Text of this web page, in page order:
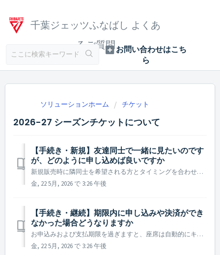
千葉ジェッツふなばし よくあ
るご質問
ソリューションホーム チケット
2026-27 シーズンチケットについて
【手続き・新規】友達同士で一緒に見たいのです
が、どのように申し込めば良いですか
新規販売時に隣同士を希望される方とタイミングを合わせて、希望座席をご確認の上ご購入ください。
金, 22 5月, 2026 で 3:26 午後
【手続き・継続】期限内に申し込みや決済ができ
なかった場合どうなりますか
お申込みおよび支払期限を過ぎますと、座席は自動的にキャンセルとなり、また継続権利が失効する場合がございます。
金, 22 5月, 2026 で 3:26 午後